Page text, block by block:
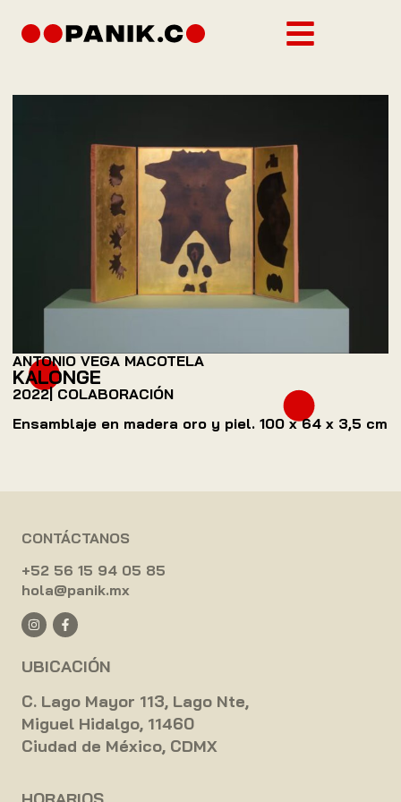
ANTONIO VEGA MACOTELA
KALONGE
2022| COLABORACIÓN
Ensamblaje en madera oro y piel. 100 x 64 x 3,5 cm
CONTÁCTANOS
+52 56 15 94 05 85
hola@panik.mx
UBICACIÓN
C. Lago Mayor 113, Lago Nte,
Miguel Hidalgo, 11460
Ciudad de México, CDMX